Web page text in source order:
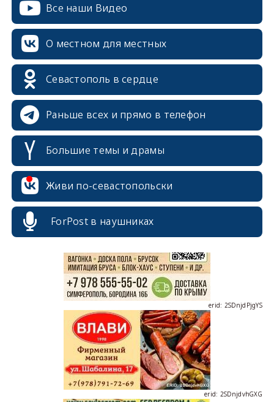
Все наши Видео
О местном для местных
Севастополь в сердце
Раньше всех и прямо в телефон
Большие темы и драмы
Живи по-севастопольски
ForPost в наушниках
erid: 2SDnjdvhGXG